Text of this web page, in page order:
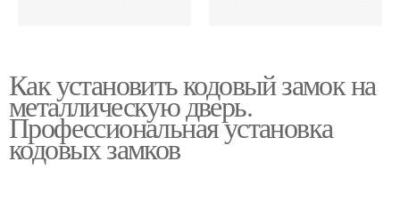
Как установить кодовый замок на
металлическую дверь.
Профессиональная установка
кодовых замков